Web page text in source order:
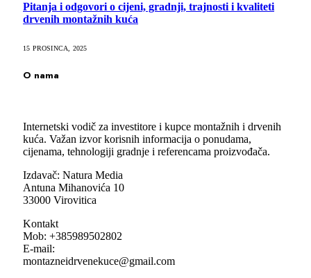
Pitanja i odgovori o cijeni, gradnji, trajnosti i kvaliteti
drvenih montažnih kuća
15 PROSINCA, 2025
O nama
Internetski vodič za investitore i kupce montažnih i drvenih
kuća. Važan izvor korisnih informacija o ponudama,
cijenama, tehnologiji gradnje i referencama proizvođača.
Izdavač: Natura Media
Antuna Mihanovića 10
33000 Virovitica
Kontakt
Mob: +385989502802
E-mail:
montazneidrvenekuce@gmail.com